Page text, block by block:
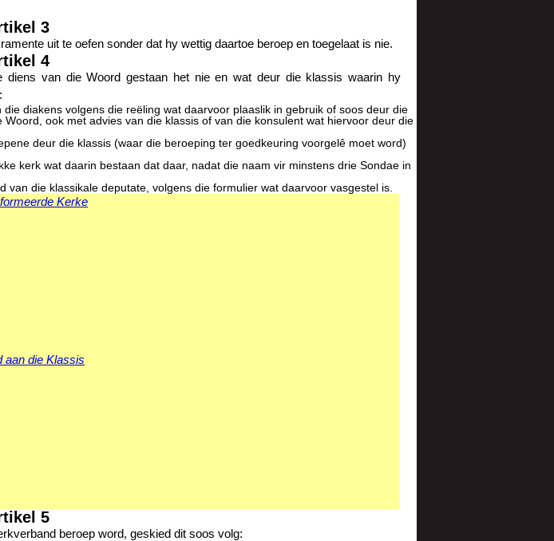
3
uit te oefen sonder dat hy wettig daartoe beroep en toegelaat is nie.
4
van die Woord gestaan het nie en wat deur die klassis waarin hy
diakens volgens die reëling wat daarvoor plaaslik in gebruik of soos deur die
ook met advies van die klassis of van die konsulent wat hiervoor deur die
deur die klassis (waar die beroeping ter goedkeuring voorgelê moet word)
kerk wat daarin bestaan dat daar, nadat die naam vir minstens drie Sondae in
die klassikale deputate, volgens die formulier wat daarvoor vasgestel is.
Kerke
aan die Klassis
5
beroep word, geskied dit soos volg: